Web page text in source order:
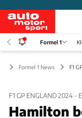
Formel 1
Formel 1 News F1
F1 GP ENGLAND 2024 -
Hamilton